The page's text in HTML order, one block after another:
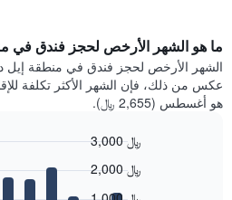
ما هو الشهر الأرخص لحجز فندق في
عكس من ذلك، فإن الشهر الأكثر تكلفة
هو أغسطس (2,655 ﷼).
2,000 ﷼
3,000 ﷼